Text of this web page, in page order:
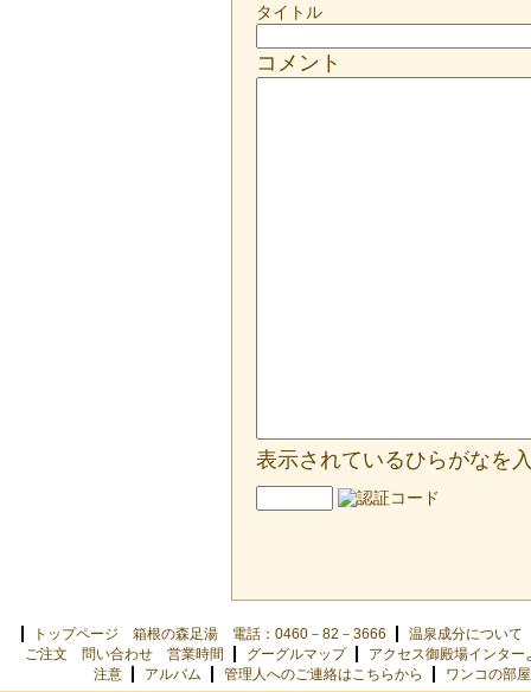
タイトル
コメント
表示されているひらがなを
トップページ 箱根の森足湯 電話：0460－82－3666
温泉成分について
ご注文 問い合わせ 営業時間
グーグルマップ
アクセス御殿場インター
注意
アルバム 管理人へのご連絡はこちらから
ワンコの部屋